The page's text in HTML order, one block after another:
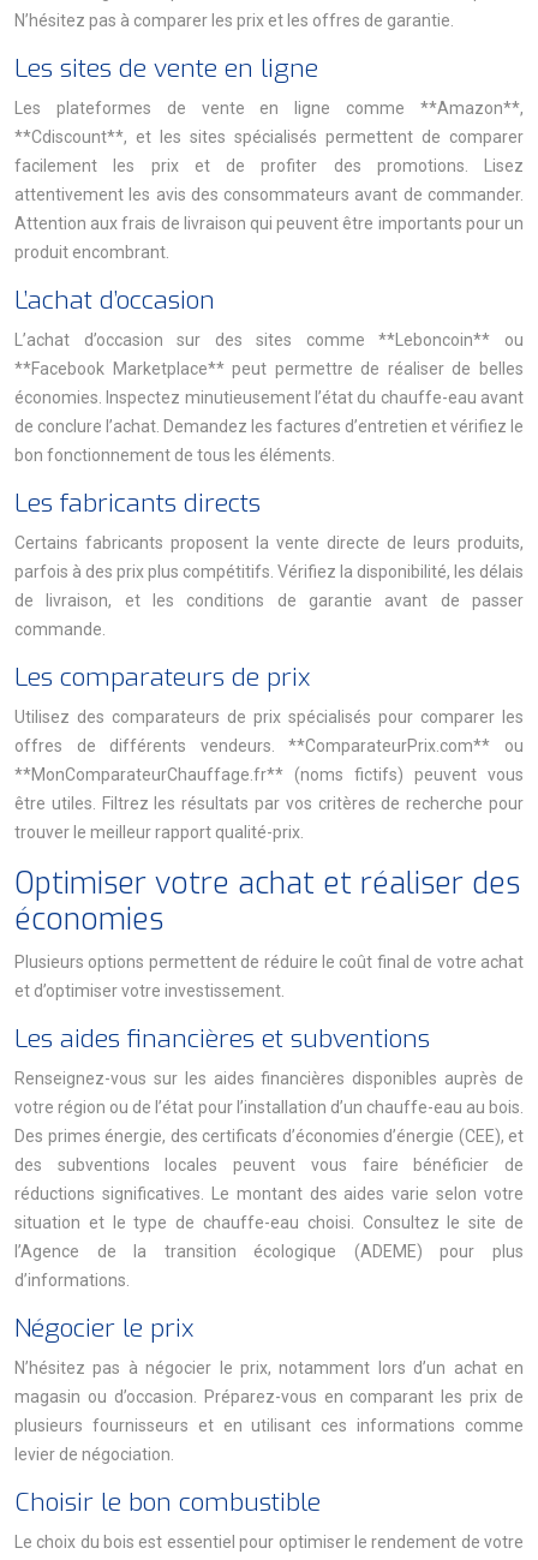
N’hésitez pas à comparer les prix et les offres de garantie.
Les sites de vente en ligne
Les plateformes de vente en ligne comme **Amazon**,
**Cdiscount**, et les sites spécialisés permettent de comparer
facilement les prix et de profiter des promotions. Lisez
attentivement les avis des consommateurs avant de commander.
Attention aux frais de livraison qui peuvent être importants pour un
produit encombrant.
L’achat d’occasion
L’achat d’occasion sur des sites comme **Leboncoin** ou
**Facebook Marketplace** peut permettre de réaliser de belles
économies. Inspectez minutieusement l’état du chauffe-eau avant
de conclure l’achat. Demandez les factures d’entretien et vérifiez le
bon fonctionnement de tous les éléments.
Les fabricants directs
Certains fabricants proposent la vente directe de leurs produits,
parfois à des prix plus compétitifs. Vérifiez la disponibilité, les délais
de livraison, et les conditions de garantie avant de passer
commande.
Les comparateurs de prix
Utilisez des comparateurs de prix spécialisés pour comparer les
offres de différents vendeurs. **ComparateurPrix.com** ou
**MonComparateurChauffage.fr** (noms fictifs) peuvent vous
être utiles. Filtrez les résultats par vos critères de recherche pour
trouver le meilleur rapport qualité-prix.
Optimiser votre achat et réaliser des
économies
Plusieurs options permettent de réduire le coût final de votre achat
et d’optimiser votre investissement.
Les aides financières et subventions
Renseignez-vous sur les aides financières disponibles auprès de
votre région ou de l’état pour l’installation d’un chauffe-eau au bois.
Des primes énergie, des certificats d’économies d’énergie (CEE), et
des subventions locales peuvent vous faire bénéficier de
réductions significatives. Le montant des aides varie selon votre
situation et le type de chauffe-eau choisi. Consultez le site de
l’Agence de la transition écologique (ADEME) pour plus
d’informations.
Négocier le prix
N’hésitez pas à négocier le prix, notamment lors d’un achat en
magasin ou d’occasion. Préparez-vous en comparant les prix de
plusieurs fournisseurs et en utilisant ces informations comme
levier de négociation.
Choisir le bon combustible
Le choix du bois est essentiel pour optimiser le rendement de votre